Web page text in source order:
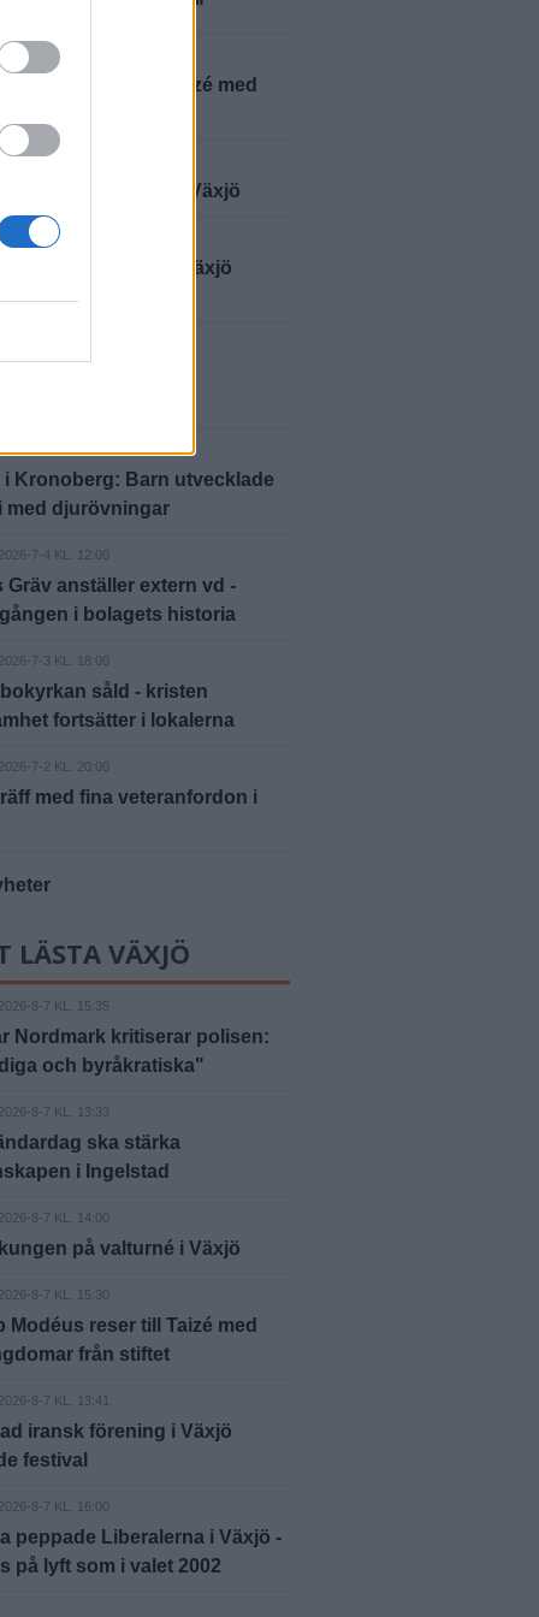
och byråkratiska"
8-7 KL. 15:30
Modéus reser till Taizé med
2026-8-7 KL. 14:00
på valturné i Växjö
8-7 KL. 13:41
iransk förening i Växjö
festival
i Kronoberg: Barn utvecklade
med djurövningar
2026-7-4 KL. 12:00
Gräv anställer extern vd -
i bolagets historia
2026-7-3 KL. 18:00
såld - kristen
fortsätter i lokalerna
2026-7-2 KL. 20:00
med fina veteranfordon i
LÄSTA VÄXJÖ
2026-8-7 KL. 15:35
Nordmark kritiserar polisen:
och byråkratiska"
2026-8-7 KL. 13:33
ska stärka
i Ingelstad
2026-8-7 KL. 14:00
på valturné i Växjö
2026-8-7 KL. 15:30
Modéus reser till Taizé med
från stiftet
2026-8-7 KL. 13:41
iransk förening i Växjö
festival
2026-8-7 KL. 16:00
peppade Liberalerna i Växjö -
på lyft som i valet 2002